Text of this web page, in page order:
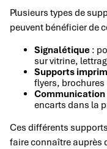
Plusieurs types de
peuvent bénéficier de
Signalétique :
sur vitrine,
Supports
flyers, brochures
Communication
encarts dans la
Ces différents
faire connaître auprès